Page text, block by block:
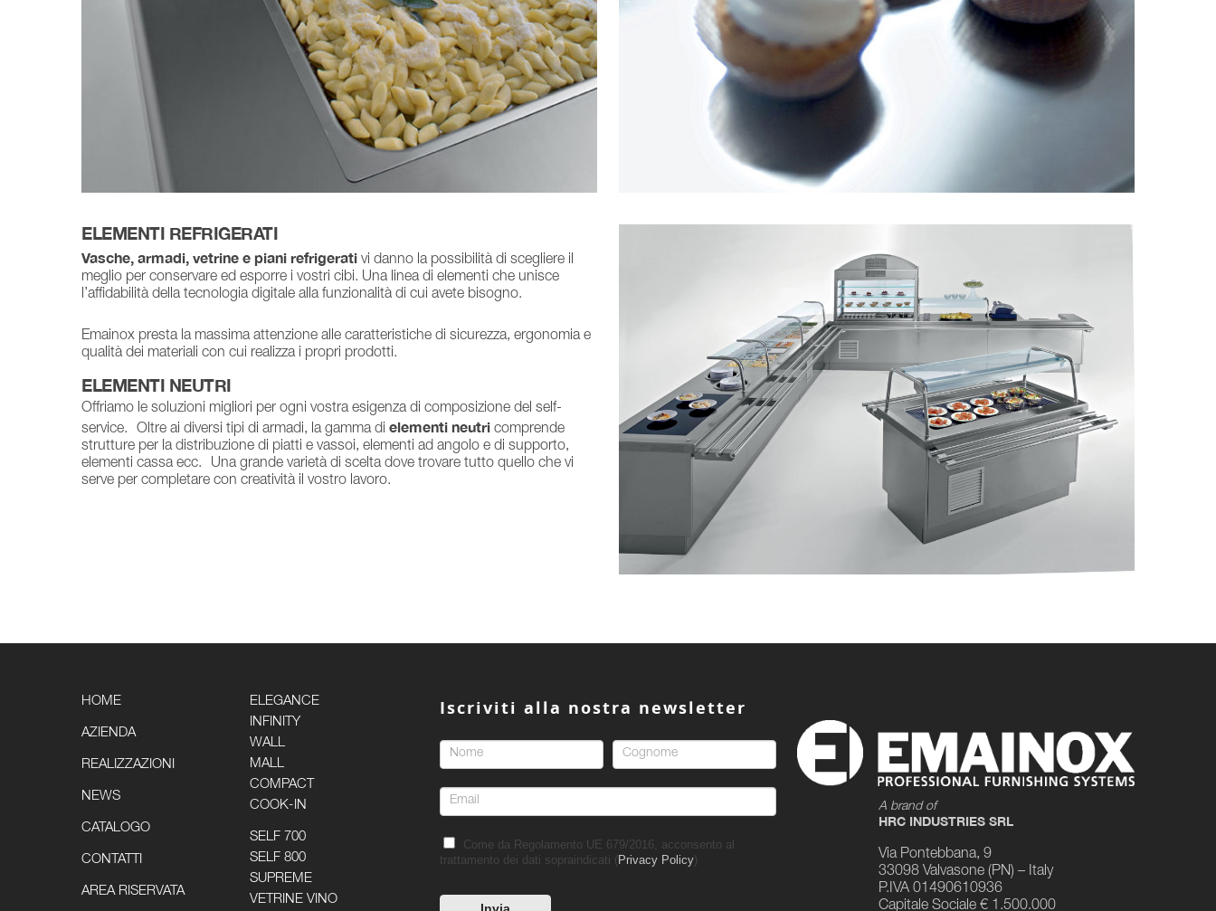
ELEMENTI REFRIGERATI
Vasche, armadi, vetrine e piani refrigerati vi danno la possibilità di scegliere il
meglio per conservare ed esporre i vostri cibi. Una linea di elementi che unisce
l’affidabilità della tecnologia digitale alla funzionalità di cui avete bisogno.
Emainox presta la massima attenzione alle caratteristiche di sicurezza, ergonomia e
qualità dei materiali con cui realizza i propri prodotti.
ELEMENTI NEUTRI
Offriamo le soluzioni migliori per ogni vostra esigenza di composizione del self-
service. Oltre ai diversi tipi di armadi, la gamma di elementi neutri comprende
strutture per la distribuzione di piatti e vassoi, elementi ad angolo e di supporto,
elementi cassa ecc. Una grande varietà di scelta dove trovare tutto quello che vi
serve per completare con creatività il vostro lavoro.
HOME
AZIENDA
REALIZZAZIONI
NEWS
CATALOGO
CONTATTI
AREA RISERVATA
ELEGANCE
INFINITY
WALL
MALL
COMPACT
COOK-IN
SELF 700
SELF 800
SUPREME
VETRINE VINO
Iscriviti alla nostra newsletter
trattamento dei dati sopraindicati (Privacy Policy)
A brand of
HRC INDUSTRIES SRL
Via Pontebbana, 9
33098 Valvasone (PN) – Italy
P.IVA 01490610936
Capitale Sociale € 1.500.000